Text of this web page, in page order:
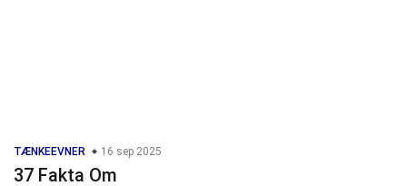
TÆNKEEVNER 16 sep 2025
37 Fakta Om